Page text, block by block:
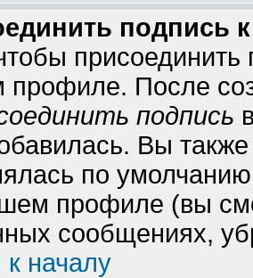
подпись
профиле. После
подпись
Вы
по
профиле (вы
сообщениях,
к началу